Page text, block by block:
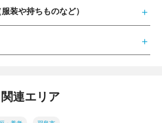
装や持ちものなど）
関連エリア